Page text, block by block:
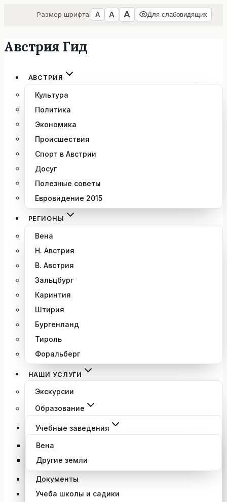
Размер шрифта: А А А Для слабовидящих
Перейти
содержимому
Австрия Гид
АВСТРИЯ
Культура
Политика
Экономика
Происшествия
Спорт в Австрии
Досуг
Полезные советы
Евровидение 2015
РЕГИОНЫ
Вена
Н. Австрия
В. Австрия
Зальцбург
Каринтия
Штирия
Бургенланд
Тироль
Форальберг
НАШИ УСЛУГИ
Экскурсии
Образование
Учебные заведения
Вена
Другие земли
Документы
Учеба школы и садики